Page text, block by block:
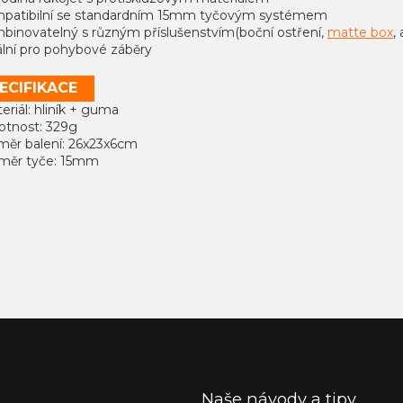
se standardním 15mm tyčovým systémem
s různým příslušenstvím(boční ostření, matte box,
pro pohybové záběry
hliník + guma
329g
balení: 26x23x6cm
tyče: 15mm